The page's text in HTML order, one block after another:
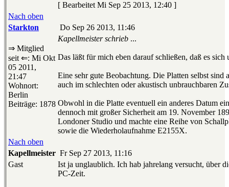
[ Bearbeitet Mi Sep 25 2013, 12:40 ]
Nach oben
Starkton
Do Sep 26 2013, 11:46
⇒ Mitglied
seit ⇐: Mi Okt
05 2011,
21:47
Wohnort:
Berlin
Beiträge: 1878
Kapellmeister schrieb ...
Das läßt für mich eben darauf schließen, daß es
Eine sehr gute Beobachtung. Die Platten selbst sind
auch im schlechten oder akustisch unbrauchbaren
Obwohl in die Platte eventuell ein anderes Datum
dennoch mit großer Sicherheit am 19. November
Londoner Studio und machte eine Reihe von
sowie die Wiederholaufnahme E2155X.
Nach oben
Kapellmeister Fr Sep 27 2013, 11:16
Gast
Ist ja unglaublich. Ich hab jahrelang versucht, über
PC-Zeit.